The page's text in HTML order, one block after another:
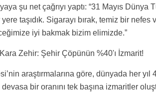
şu net çağrıyı yaptı: “31 Mayıs
taşıdık. Sigarayı bırak, temiz bir
iyi bakmak bizim elimizde.”
Zehir: Şehir Çöpünün %40'ı İzmarit!
araştırmalarına göre, dünyada her yıl
bir oranını tek başına izmaritler